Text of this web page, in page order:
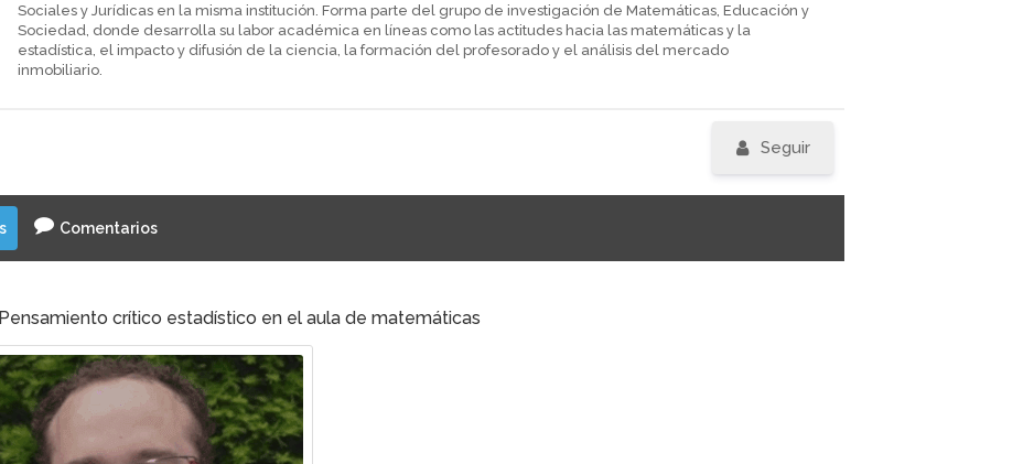
Sociales y Jurídicas en la misma institución. Forma parte del grupo de investigación de Matemáticas, Educación y
Sociedad, donde desarrolla su labor académica en líneas como las actitudes hacia las matemáticas y la
estadística, el impacto y difusión de la ciencia, la formación del profesorado y el análisis del mercado
inmobiliario.
Seguir
Comentarios
Pensamiento crítico estadístico en el aula de matemáticas